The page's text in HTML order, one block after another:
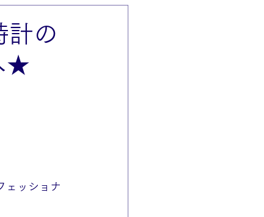
計の
★
ェッショナ